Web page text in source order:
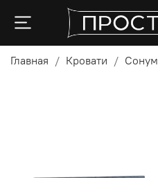
Главная Кровати Сонум